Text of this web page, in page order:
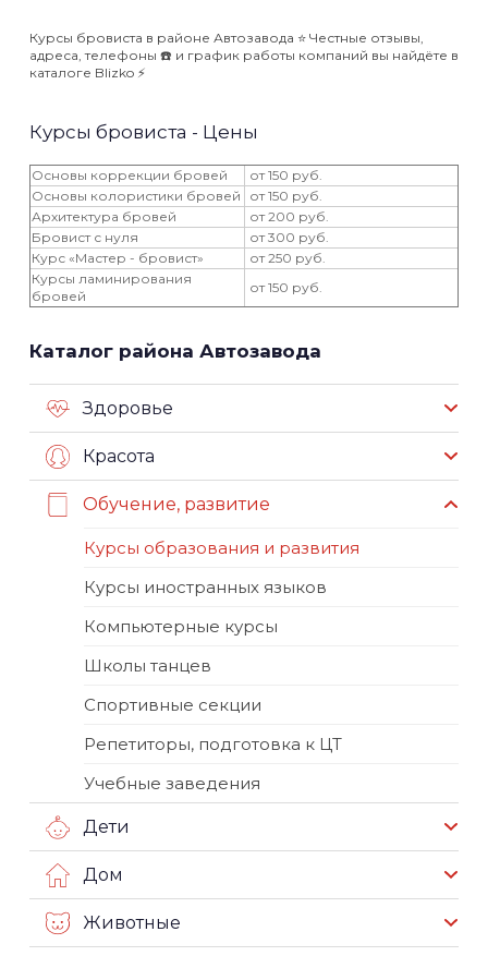
Курсы бровиста в районе Автозавода ⭐️ Честные отзывы,
адреса, телефоны ☎️ и график работы компаний вы найдёте в
каталоге Blizko ⚡️
Курсы бровиста - Цены
Основы коррекции бровей
от 150 руб.
Основы колористики бровей
от 150 руб.
Архитектура бровей
от 200 руб.
Бровист с нуля
от 300 руб.
Курс «Мастер - бровист»
от 250 руб.
Курсы ламинирования
бровей
от 150 руб.
Каталог района Автозавода
Здоровье
Красота
Обучение, развитие
Курсы образования и развития
Курсы иностранных языков
Компьютерные курсы
Школы танцев
Спортивные секции
Репетиторы, подготовка к ЦТ
Учебные заведения
Дети
Дом
Животные